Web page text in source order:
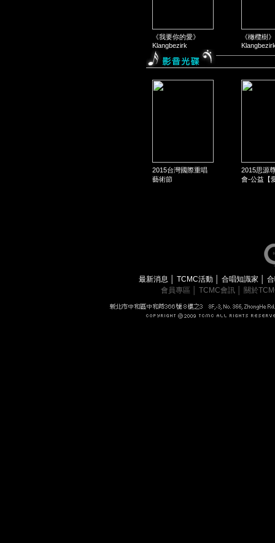
《我要你的愛》
Klangbezirk
《橄欖樹》
2015台灣國際重唱
藝術節
2015思源
會-公益【
最新消息 TCMC活動 合唱知識家
會員專區
TCMC會訊 關於